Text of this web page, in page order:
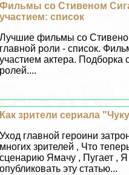
Фильмы со Стивеном
участием: список
Лучшие фильмы со
главной роли - список.
участием актера. Подборка
ролей....
Как зрители сериала
Уход главной героини
многих зрителей , Что
сценарию Ямачу , Пугает ,
опубликовать эту статью...